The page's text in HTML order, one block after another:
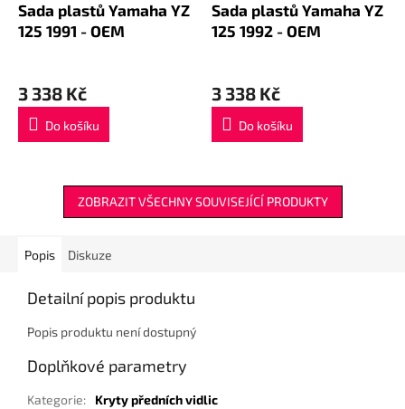
Sada plastů Yamaha YZ
125 1991 - OEM
3 338 Kč
Do košíku
Sada plastů Yamaha YZ
125 1992 - OEM
3 338 Kč
Do košíku
ZOBRAZIT VŠECHNY SOUVISEJÍCÍ PRODUKTY
Popis Diskuze
Detailní popis produktu
Popis produktu není dostupný
Doplňkové parametry
Kategorie:
Kryty předních vidlic